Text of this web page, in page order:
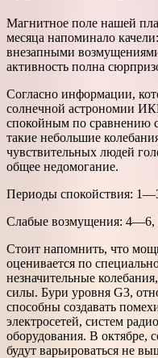
Магнитное поле нашей
месяца напоминало
внезапными
активность полна
Согласно информации,
солнечной астрономии
спокойным по сравнению
такие небольшие
чувствительных людей
общее недомогание.
Периоды спокойствия:
Слабые возмущения: 4—6,
Стоит напомнить, что
оценивается по
незначительные
силы. Бури уровня G3,
способны создавать
электросетей, систем
оборудования. В октябре,
будут варьироваться не